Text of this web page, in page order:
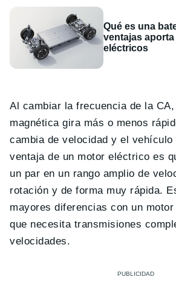
Qué es una
ventajas
eléctricos
Al cambiar la frecuencia de la
magnética gira más o menos
cambia de velocidad y el vehículo
ventaja de un motor eléctrico es
un par en un rango amplio de
rotación y de forma muy rápida.
mayores diferencias con un
que necesita transmisiones
velocidades.